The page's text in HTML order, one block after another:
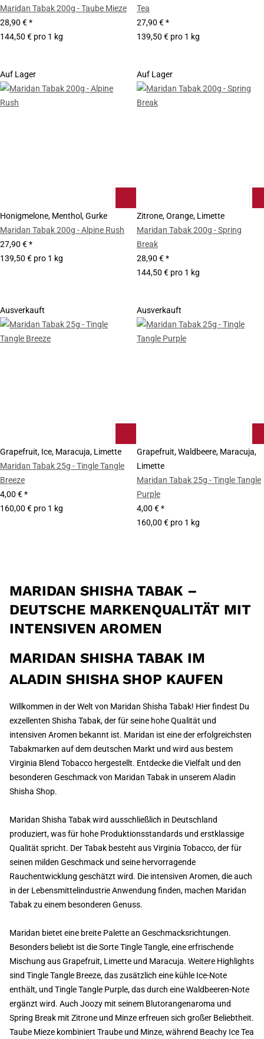
Maridan Tabak 200g - Taube Mieze
28,90 €*
144,50 € pro 1 kg
Tea
27,90 €*
139,50 € pro 1 kg
Auf Lager
Honigmelone, Menthol, Gurke
Maridan Tabak 200g - Alpine Rush
27,90 €*
139,50 € pro 1 kg
Auf Lager
Zitrone, Orange, Limette
Maridan Tabak 200g - Spring
Break
28,90 €*
144,50 € pro 1 kg
Ausverkauft
Grapefruit, Ice, Maracuja, Limette
Maridan Tabak 25g - Tingle Tangle
Breeze
4,00 €*
160,00 € pro 1 kg
Ausverkauft
Grapefruit, Waldbeere, Maracuja,
Limette
Maridan Tabak 25g - Tingle Tangle
Purple
4,00 €*
160,00 € pro 1 kg
MARIDAN SHISHA TABAK –
DEUTSCHE MARKENQUALITÄT MIT
INTENSIVEN AROMEN
MARIDAN SHISHA TABAK IM
ALADIN SHISHA SHOP KAUFEN
Willkommen in der Welt von Maridan Shisha Tabak! Hier findest Du
exzellenten Shisha Tabak, der für seine hohe Qualität und
intensiven Aromen bekannt ist. Maridan ist eine der erfolgreichsten
Tabakmarken auf dem deutschen Markt und wird aus bestem
Virginia Blend Tobacco hergestellt. Entdecke die Vielfalt und den
besonderen Geschmack von Maridan Tabak in unserem Aladin
Shisha Shop.
Maridan Shisha Tabak wird ausschließlich in Deutschland
produziert, was für hohe Produktionsstandards und erstklassige
Qualität spricht. Der Tabak besteht aus Virginia Tobacco, der für
seinen milden Geschmack und seine hervorragende
Rauchentwicklung geschätzt wird. Die intensiven Aromen, die auch
in der Lebensmittelindustrie Anwendung finden, machen Maridan
Tabak zu einem besonderen Genuss.
Maridan bietet eine breite Palette an Geschmacksrichtungen.
Besonders beliebt ist die Sorte Tingle Tangle, eine erfrischende
Mischung aus Grapefruit, Limette und Maracuja. Weitere Highlights
sind Tingle Tangle Breeze, das zusätzlich eine kühle Ice-Note
enthält, und Tingle Tangle Purple, das durch eine Waldbeeren-Note
ergänzt wird. Auch Joozy mit seinem Blutorangenaroma und
Spring Break mit Zitrone und Minze erfreuen sich großer Beliebtheit.
Taube Mieze kombiniert Traube und Minze, während Beachy Ice Tea